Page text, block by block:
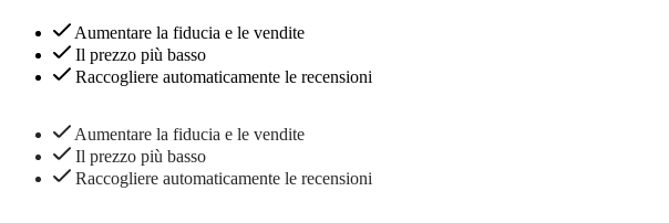
Aumentare la fiducia e le vendite
Il prezzo più basso
Raccogliere automaticamente le recensioni
Aumentare la fiducia e le vendite
Il prezzo più basso
Raccogliere automaticamente le recensioni